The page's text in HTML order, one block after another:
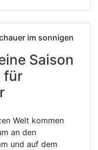
im sonnigen
Saison
für
Welt kommen
an den
und auf dem